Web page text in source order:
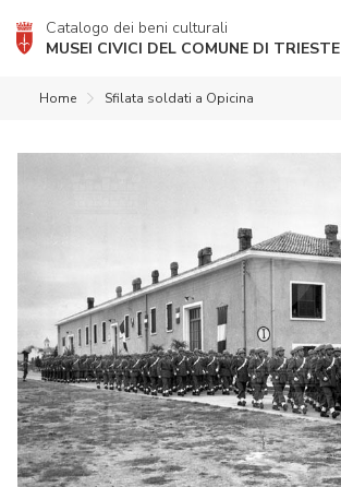
Catalogo dei beni culturali
MUSEI CIVICI DEL COMUNE DI TRIESTE
Home Sfilata soldati a Opicina